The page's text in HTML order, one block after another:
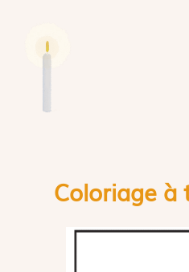
Coloriage à